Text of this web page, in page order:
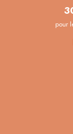
pour